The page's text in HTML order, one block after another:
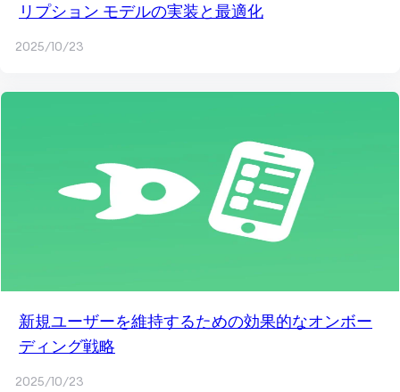
リプション モデルの実装と最適化
2025/10/23
新規ユーザーを維持するための効果的なオンボー
ディング戦略
2025/10/23